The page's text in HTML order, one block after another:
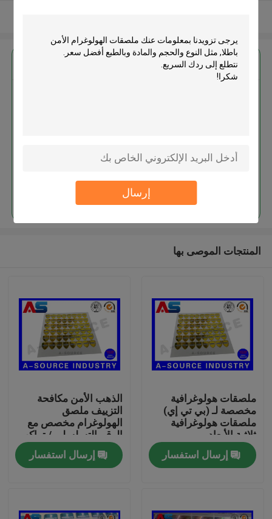
إرسال
بيت
معلومات عنا
احصل على افضل سعر ل
المنتجات الموصى بها
ملصقات هولوغرافية
مخصصة لـ (بي تي إي)
ملصقات هولوغرافية
ثلاثية الأبعاد
إرسال استفسار
الذهب الأمن مكافحة
التزييف ملصق
الهولوغرام مخصص مع
الرقم التسلسلي / تراكب
الصفر
إرسال استفسار